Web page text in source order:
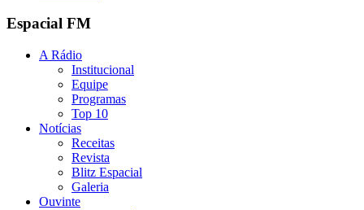
Espacial FM
A Rádio
Institucional
Equipe
Programas
Top 10
Notícias
Receitas
Revista
Blitz Espacial
Galeria
Ouvinte